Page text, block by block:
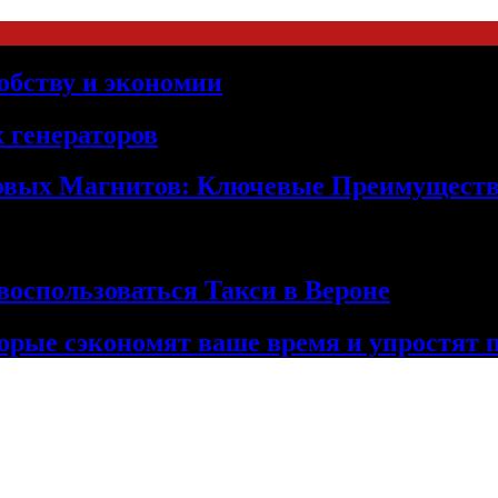
и экономии
Магнитов: Ключевые
Такси в Вероне
сэкономят ваше время и упростят